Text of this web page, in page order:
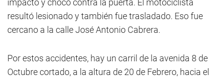
impacto y chocó contra la puerta. El motociclista
resultó lesionado y también fue trasladado. Eso fue
cercano a la calle José Antonio Cabrera.
Por estos accidentes, hay un carril de la avenida 8 de
Octubre cortado, a la altura de 20 de Febrero, hacia el